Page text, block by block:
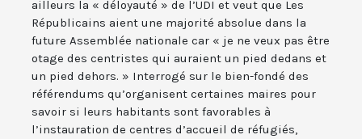
ailleurs la « déloyauté » de l’UDI et veut que Les
Républicains aient une majorité absolue dans la
future Assemblée nationale car « je ne veux pas être
otage des centristes qui auraient un pied dedans et
un pied dehors. » Interrogé sur le bien-fondé des
référendums qu’organisent certaines maires pour
savoir si leurs habitants sont favorables à
l’instauration de centres d’accueil de réfugiés,